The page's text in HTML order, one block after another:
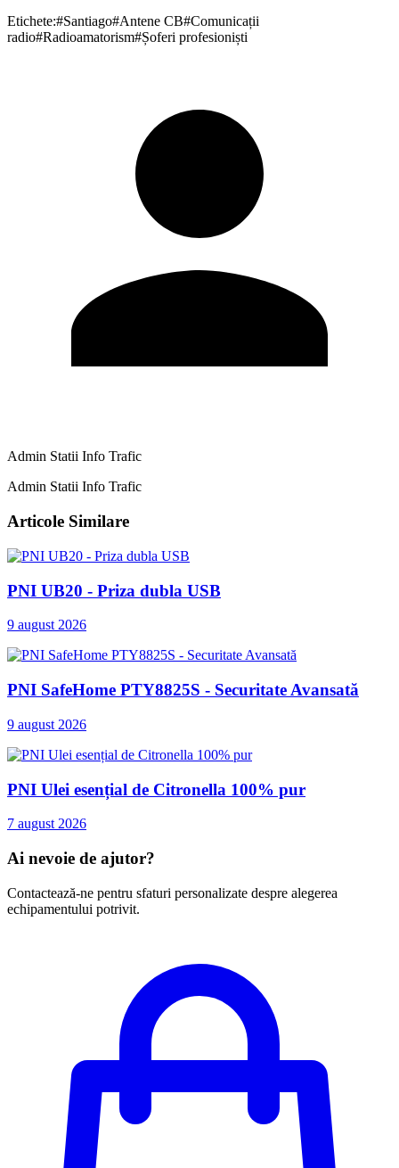
Etichete:#Santiago#Antene CB#Comunicații
radio#Radioamatorism#Șoferi profesioniști
Admin Statii Info Trafic
Admin Statii Info Trafic
Articole Similare
PNI UB20 - Priza dubla USB
9 august 2026
PNI SafeHome PTY8825S - Securitate Avansată
9 august 2026
PNI Ulei esențial de Citronella 100% pur
7 august 2026
Ai nevoie de ajutor?
Contactează-ne pentru sfaturi personalizate despre alegerea
echipamentului potrivit.